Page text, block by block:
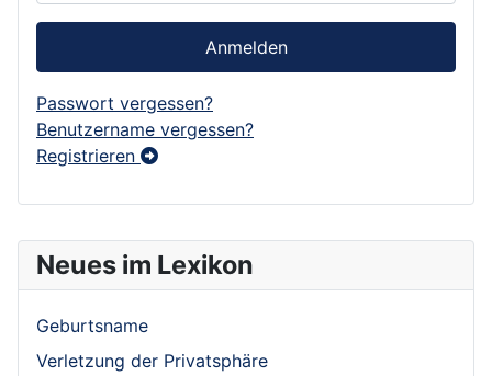
Neues im Lexikon
Geburtsname
Verletzung der Privatsphäre
Anmelden
Passwort vergessen?
Benutzername vergessen?
Registrieren